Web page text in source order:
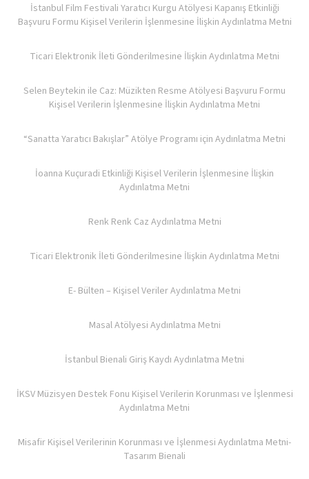
İstanbul Film Festivali Yaratıcı Kurgu Atölyesi Kapanış Etkinliği
Başvuru Formu Kişisel Verilerin İşlenmesine İlişkin Aydınlatma Metni
Ticari Elektronik İleti Gönderilmesine İlişkin Aydınlatma Metni
Selen Beytekin ile Caz: Müzikten Resme Atölyesi Başvuru Formu
Kişisel Verilerin İşlenmesine İlişkin Aydınlatma Metni
“Sanatta Yaratıcı Bakışlar” Atölye Programı için Aydınlatma Metni
İoanna Kuçuradi Etkinliği Kişisel Verilerin İşlenmesine İlişkin
Aydınlatma Metni
Renk Renk Caz Aydınlatma Metni
Ticari Elektronik İleti Gönderilmesine İlişkin Aydınlatma Metni
E- Bülten – Kişisel Veriler Aydınlatma Metni
Masal Atölyesi Aydınlatma Metni
İstanbul Bienali Giriş Kaydı Aydınlatma Metni
İKSV Müzisyen Destek Fonu Kişisel Verilerin Korunması ve İşlenmesi
Aydınlatma Metni
Misafir Kişisel Verilerinin Korunması ve İşlenmesi Aydınlatma Metni-
Tasarım Bienali